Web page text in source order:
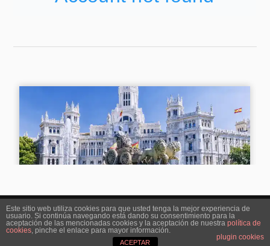
FUNCIONA CONWORDPRESS & TEMA DE ANDERS NORÉN
Este sitio web utiliza cookies para que usted tenga la mejor experiencia de
usuario. Si continúa navegando está dando su consentimiento para la
aceptación de las mencionadas cookies y la aceptación de nuestra política de
cookies, pinche el enlace para mayor información.
plugin cookies
ACEPTAR